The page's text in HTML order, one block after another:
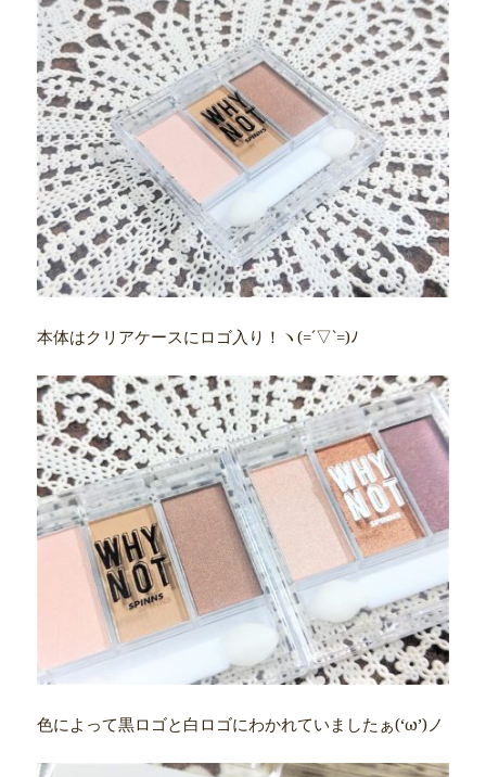
本体はクリアケースにロゴ入り！ヽ(=´▽`=)ﾉ
色によって黒ロゴと白ロゴにわかれていましたぁ(‘ω’)ノ